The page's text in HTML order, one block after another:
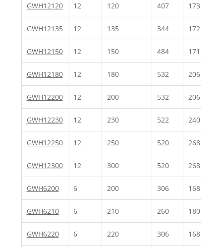
GWH12120 12 120 407 173
GWH12135 12 135 344 172
GWH12150 12 150 484 171
GWH12180 12 180 532 206
GWH12200 12 200 532 206
GWH12230 12 230 522 240
GWH12250 12 250 520 268
GWH12300 12 300 520 268
GWH6200 6 200 306 168
GWH6210 6 210 260 180
GWH6220 6 220 306 168